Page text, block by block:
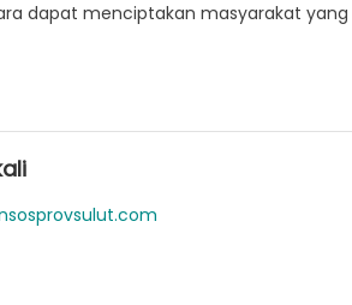
dapat menciptakan masyarakat